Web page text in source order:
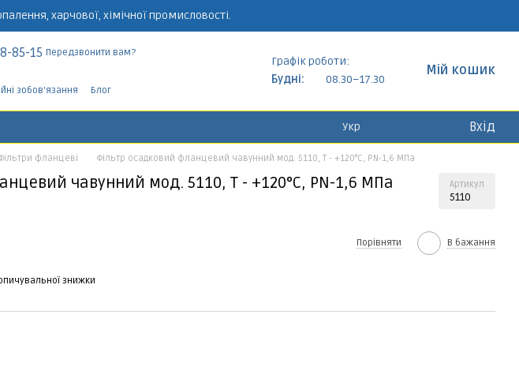
харчової, хімічної промисловості.
85-15 Передзвонити вам?
зобов'язання Блог
Графік роботи:
Будні:
08.30–17.30
Мій кошик
Укр Вхід
фланцеві Фільтр осадковий фланцевий чавунний мод. 5110, Т - +120°C, PN-1,6 МПа
чавунний мод. 5110, Т - +120°C, PN-1,6 МПа Артикул
5110
Порівняти В бажання
знижки